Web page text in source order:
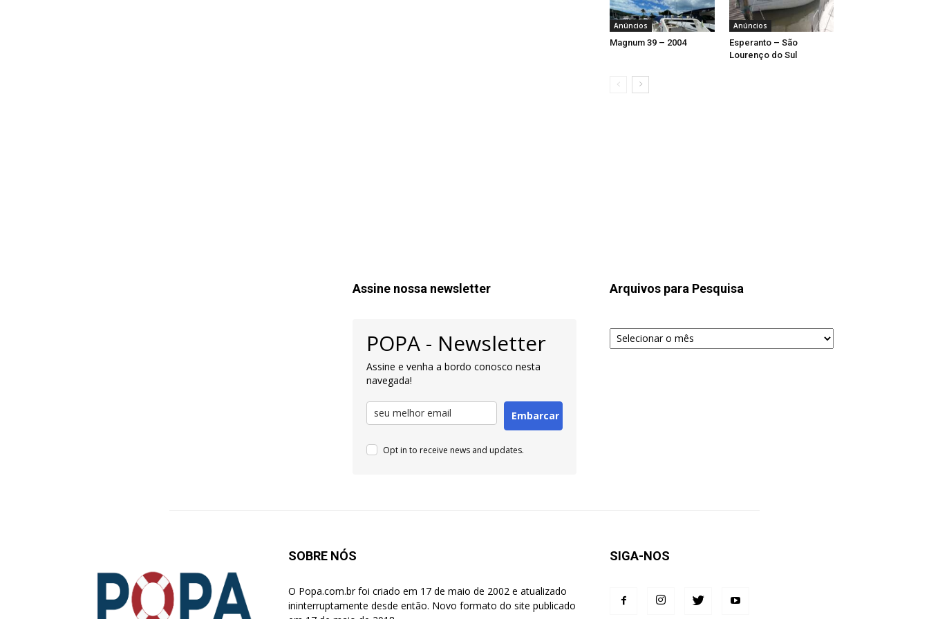
Anúncios
Magnum 39 – 2004
Anúncios
Esperanto – São
Lourenço do Sul
Assine nossa newsletter
POPA - Newsletter
Assine e venha a bordo conosco nesta
navegada!
Embarcar
Opt in to receive news and updates.
Arquivos para Pesquisa
Arquivos
para
SOBRE NÓS
O Popa.com.br foi criado em 17 de maio de 2002 e atualizado
ininterruptamente desde então. Novo formato do site publicado
SIGA-NOS